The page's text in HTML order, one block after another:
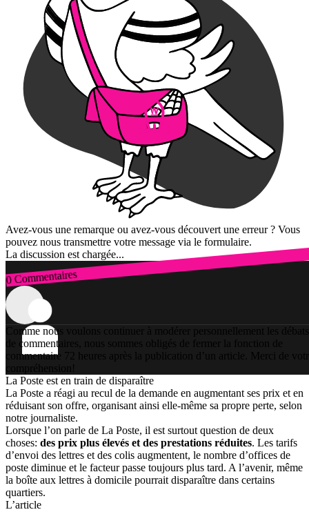
Avez-vous une remarque ou avez-vous découvert une erreur ? Vous
pouvez nous transmettre votre message via le formulaire.
La discussion est chargée...
0 Commentaires
Connexion
Comme nous voulons continuer à modérer personnellement les débats
de commentaires, nous sommes obligés de fermer la fonction de
commentaire 72 heures après la publication d’un article. Merci de
compréhension!
La Poste est en train de disparaître
La Poste a réagi au recul de la demande en augmentant ses prix et en
réduisant son offre, organisant ainsi elle-même sa propre perte, selon
notre journaliste.
Lorsque l’on parle de La Poste, il est surtout question de deux
choses: des prix plus élevés et des prestations réduites. Les tarifs
d’envoi des lettres et des colis augmentent, le nombre d’offices de
poste diminue et le facteur passe toujours plus tard. A l’avenir, même
la boîte aux lettres à domicile pourrait disparaître dans certains
quartiers.
L’article